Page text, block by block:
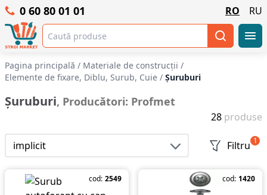
0 60 80 01 01 RO RU
Pagina principală / Materiale de construcții /
Elemente de fixare, Diblu, Surub, Cuie / Șuruburi
Șuruburi, Producători: Profmet
28 produse
implicit Filtru 1
cod: 2549 cod: 1420